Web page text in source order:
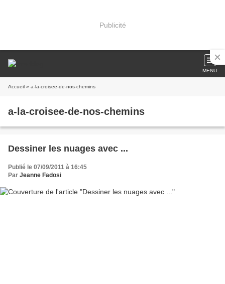
Publicité
MENU
Accueil » a-la-croisee-de-nos-chemins
a-la-croisee-de-nos-chemins
Dessiner les nuages avec ...
Publié le 07/09/2011 à 16:45
Par Jeanne Fadosi